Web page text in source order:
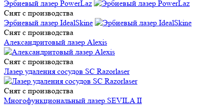
Эрбиевый лазер PowerLaz
Снят с производства
Эрбиевый лазер IdealSkine
Снят с производства
Александритовый лазер Alexis
Снят с производства
Лазер удаления сосудов SC Razorlaser
Снят с производства
Многофункциональный лазер SEVILA II